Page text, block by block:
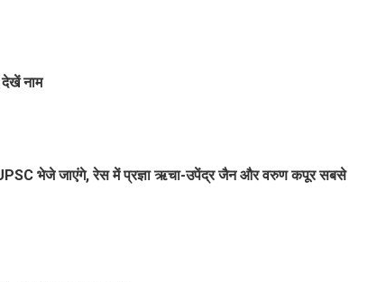
देखें नाम
भेजे जाएंगे, रेस में प्रज्ञा ऋचा-उपेंद्र जैन और वरुण कपूर सबसे